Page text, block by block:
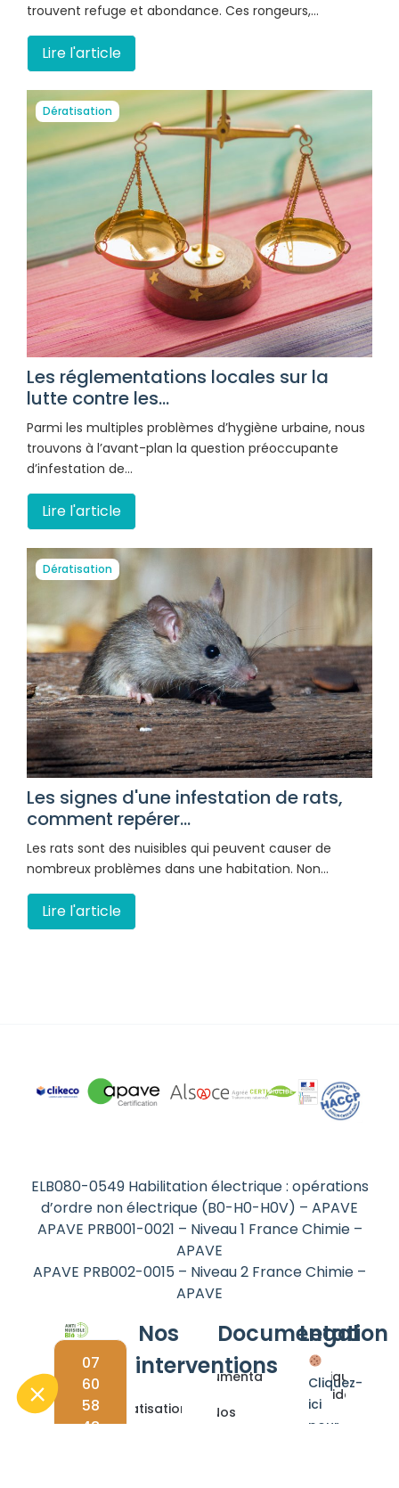
trouvent refuge et abondance. Ces rongeurs,…
Lire l'article
Dératisation
Les réglementations locales sur la
lutte contre les...
Parmi les multiples problèmes d’hygiène urbaine, nous
trouvons à l’avant-plan la question préoccupante
d’infestation de…
Lire l'article
Dératisation
Les signes d'une infestation de rats,
comment repérer...
Les rats sont des nuisibles qui peuvent causer de
nombreux problèmes dans une habitation. Non…
Lire l'article
ELB080-0549 Habilitation électrique : opérations
d’ordre non électrique (B0-H0-H0V) – APAVE
APAVE PRB001-0021 – Niveau 1 France Chimie –
APAVE
APAVE PRB002-0015 – Niveau 2 France Chimie –
APAVE
07
60
58
48
Nos
interventions
Dératisation
Documentation
Documentations
Nos
Legal
Politique de
confidentialité
Mentions
Cliquez-
ici
pour